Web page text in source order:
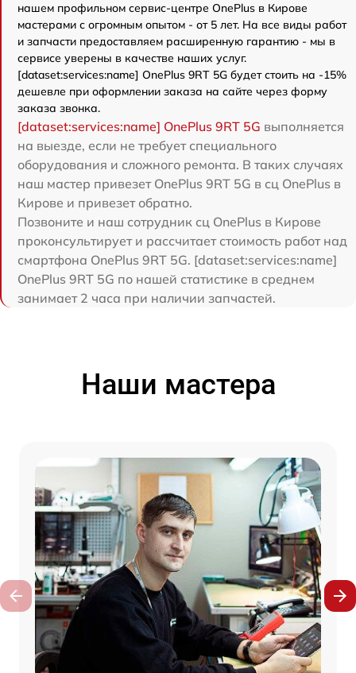
нашем профильном сервис-центре OnePlus в Кирове
мастерами с огромным опытом - от 5 лет. На все виды работ
и запчасти предоставляем расширенную гарантию - мы в
сервисе уверены в качестве наших услуг.
[dataset:services:name] OnePlus 9RT 5G будет стоить на -15%
дешевле при оформлении заказа на сайте через форму
заказа звонка.
[dataset:services:name] OnePlus 9RT 5G выполняется
на выезде, если не требует специального
оборудования и сложного ремонта. В таких случаях
наш мастер привезет OnePlus 9RT 5G в сц OnePlus в
Кирове и привезет обратно.
Позвоните и наш сотрудник сц OnePlus в Кирове
проконсультирует и рассчитает стоимость работ над
смартфона OnePlus 9RT 5G. [dataset:services:name]
OnePlus 9RT 5G по нашей статистике в среднем
занимает 2 часа при наличии запчастей.
Наши мастера